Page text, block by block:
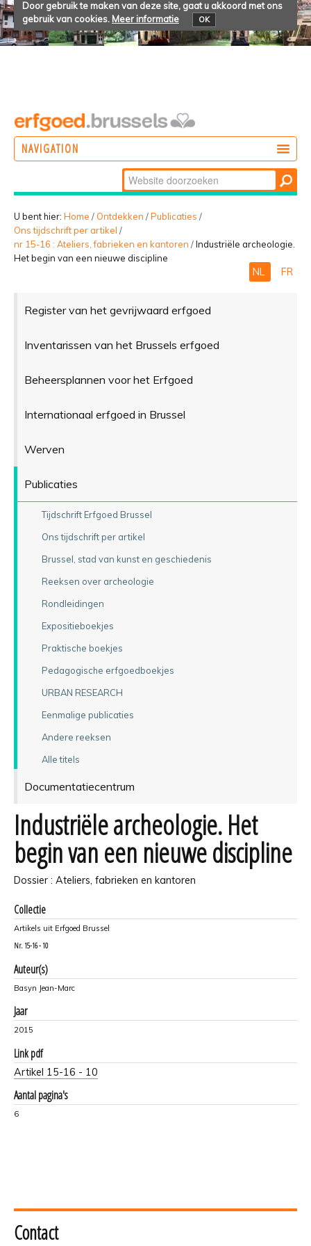
Door gebruik te maken van deze site, gaat u akkoord met ons
gebruik van cookies. Meer informatie OK
NAVIGATION
BELEVEN
Zoek
Geavanceerd
zoeken...
U bent hier: Home / Ontdekken /Publicaties /
Ons tijdschrift per artikel /
nr 15-16 : Ateliers, fabrieken en kantoren /Industriële archeologie.
Het begin van een nieuwe discipline
NL FR
Register van het gevrijwaard erfgoed
Inventarissen van het Brussels erfgoed
Beheersplannen voor het Erfgoed
Internationaal erfgoed in Brussel
Werven
Publicaties
Tijdschrift Erfgoed Brussel
Ons tijdschrift per artikel
Brussel, stad van kunst en geschiedenis
Reeksen over archeologie
Rondleidingen
Expositieboekjes
Praktische boekjes
Pedagogische erfgoedboekjes
URBAN RESEARCH
Eenmalige publicaties
Andere reeksen
Alle titels
Documentatiecentrum
Industriële archeologie. Het
begin van een nieuwe discipline
Dossier : Ateliers, fabrieken en kantoren
Collectie
Artikels uit Erfgoed Brussel
Nr. 15-16 - 10
Auteur(s)
Basyn Jean-Marc
Jaar
2015
Link pdf
Artikel 15-16 - 10
Aantal pagina's
6
Contact